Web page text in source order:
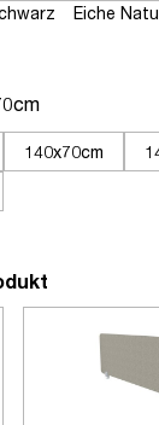
Eiche
140x70cm